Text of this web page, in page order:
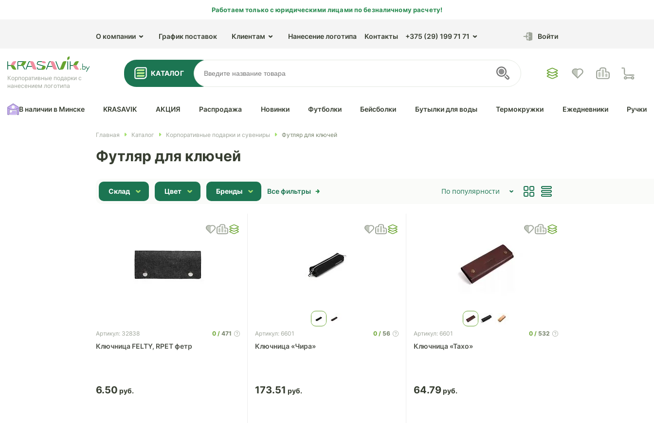
Работаем только с юридическими лицами по безналичному расчету!
О компании График поставок Клиентам Нанесение логотипа Контакты +375 (29) 199 71 71 Войти
Корпоративные подарки с
нанесением логотипа
КАТАЛОГ
В наличии в Минске KRASAVIK АКЦИЯ Распродажа Новинки Футболки Бейсболки Бутылки для воды Термокружки Ежедневники Ручки
Главная Каталог Корпоративные подарки и сувениры Футляр для ключей
Футляр для ключей
Склад Цвет Бренды Все фильтры По популярности
Артикул: 32838 0 471
Ключница FELTY, RPET фетр
6.50
Артикул: 6601 0 56
Ключница «Чира»
173.51
Артикул: 6601 0 532
Ключница «Тахо»
64.79